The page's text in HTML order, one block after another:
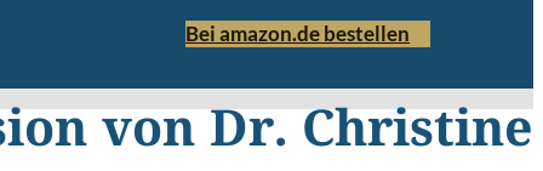
Bei amazon.de bestellen
von Dr. Christine